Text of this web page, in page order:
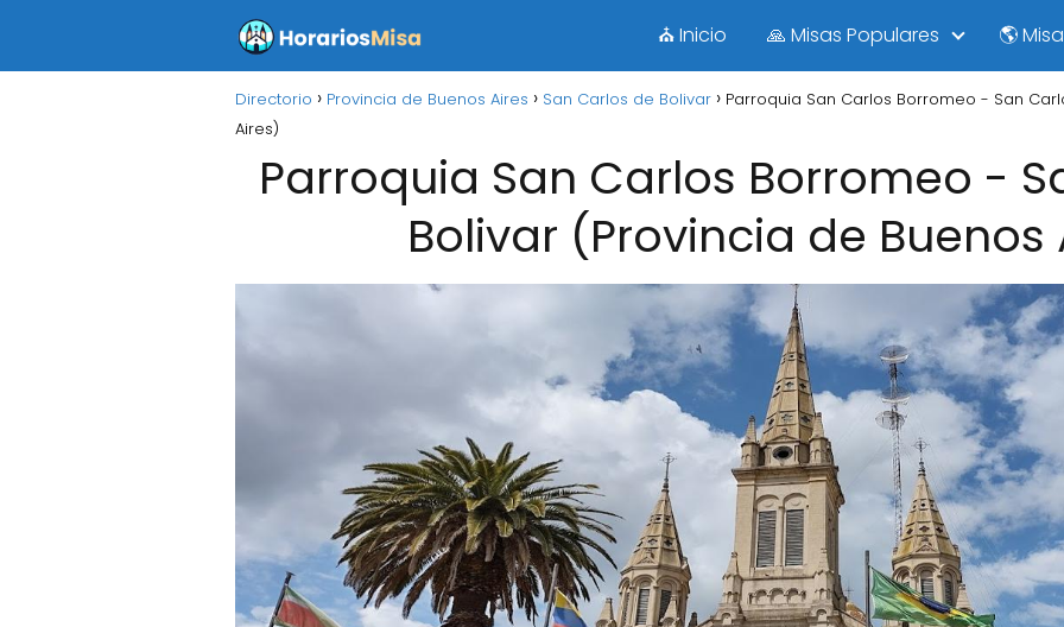
⛪ Inicio 🙏 Misas Populares 🌎
Directorio Provincia de Buenos Aires San Carlos de Bolivar
Parroquia San Carlos Borromeo - San
Aires)
Parroquia San Carlos Borromeo -
Bolivar (Provincia de Buenos